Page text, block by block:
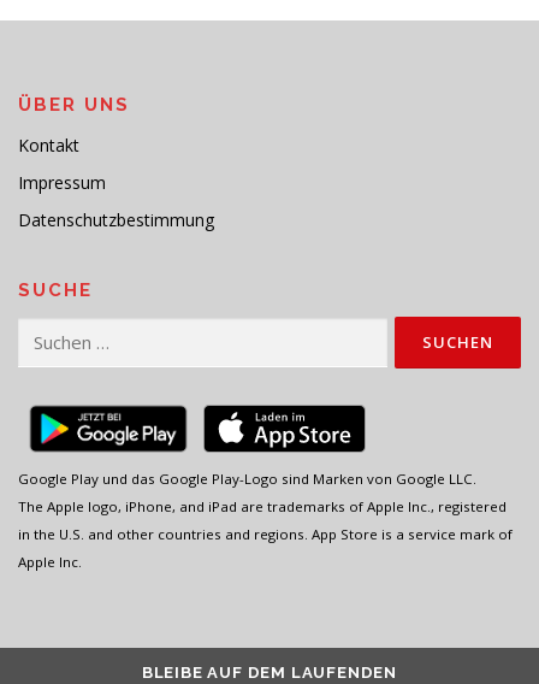
ÜBER UNS
Kontakt
Impressum
Datenschutzbestimmung
SUCHE
Suchen
Google Play und das Google Play-Logo sind Marken von Google LLC.
The Apple logo, iPhone, and iPad are trademarks of Apple Inc., registered
in the U.S. and other countries and regions. App Store is a service mark of
Apple Inc.
BLEIBE AUF DEM LAUFENDEN